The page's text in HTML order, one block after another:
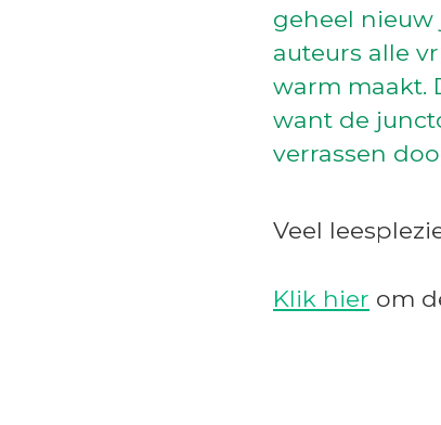
geheel nieuw
auteurs alle
warm maakt.
want de
verrassen
Veel
Klik hier om